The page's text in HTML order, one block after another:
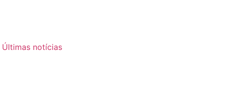
Últimas notícias